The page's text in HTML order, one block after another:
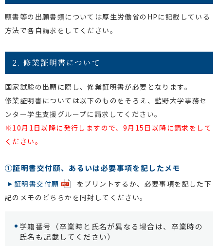
願書等の出願書類については厚生労働省のHPに記載している
方法で各自請求をしてください。
2. 修業証明書について
国家試験の出願に際し、修業証明書が必要となります。
修業証明書については以下のものをそろえ、藍野大学事務セ
ンター学生支援グループに請求してください。
※10月1日以降に発行しますので、9月15日以降に請求をして
ください。
①証明書交付願、あるいは必要事項を記したメモ
証明書交付願
をプリントするか、必要事項を記した下
記のメモのどちらかを同封してください。
学籍番号（卒業時と氏名が異なる場合は、卒業時の
氏名も記載してください）